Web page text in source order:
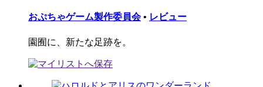
おぷちゃゲーム製作委員会 • レビュー
園囿に、新たな足跡を。